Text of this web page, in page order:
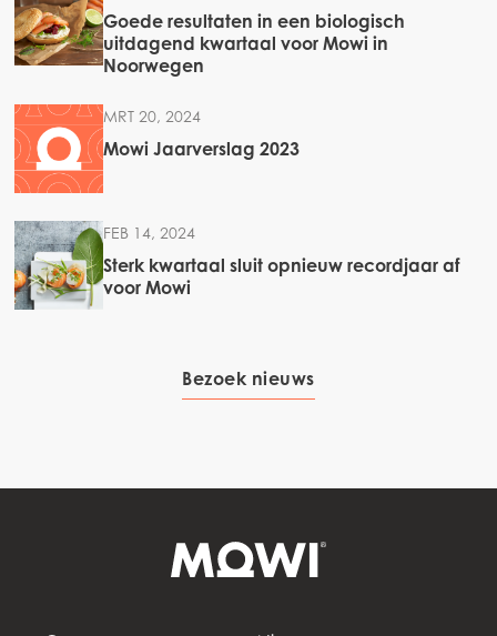
Goede resultaten in een biologisch
uitdagend kwartaal voor Mowi in
Noorwegen
MRT 20, 2024
Mowi Jaarverslag 2023
FEB 14, 2024
Sterk kwartaal sluit opnieuw recordjaar af
voor Mowi
Bezoek nieuws